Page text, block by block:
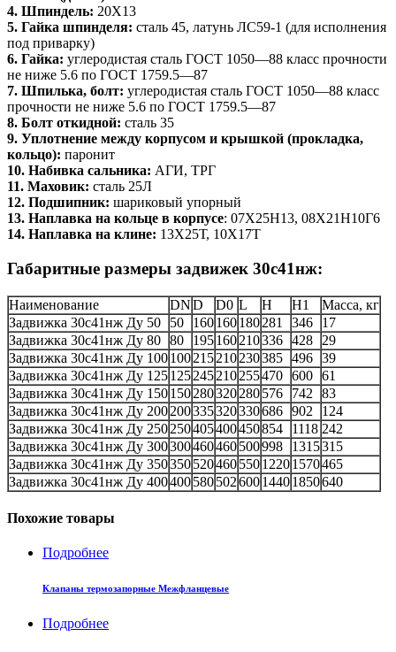
4. Шпиндель: 20Х13
5. Гайка шпинделя: сталь 45, латунь ЛС59-1 (для исполнения
под приварку)
6. Гайка: углеродистая сталь ГОСТ 1050—88 класс прочности
не ниже 5.6 по ГОСТ 1759.5—87
7. Шпилька, болт: углеродистая сталь ГОСТ 1050—88 класс
прочности не ниже 5.6 по ГОСТ 1759.5—87
8. Болт откидной: сталь 35
9. Уплотнение между корпусом и крышкой (прокладка,
кольцо): паронит
10. Набивка сальника: АГИ, ТРГ
11. Маховик: сталь 25Л
12. Подшипник: шариковый упорный
13. Наплавка на кольце в корпусе: 07Х25Н13, 08Х21Н10Г6
14. Наплавка на клине: 13Х25Т, 10Х17Т
Габаритные размеры задвижек 30с41нж:
Наименование DND D0 L H H1
Масса, кг
Задвижка 30с41нж Ду 50
50 160160180281 346
17
Задвижка 30с41нж Ду 80 80 195160210336 428
29
Задвижка 30с41нж Ду 100100215210230385 496 39
Задвижка 30с41нж Ду 125125245210255470 600 61
Задвижка 30с41нж Ду 150150280320280576 742
83
Задвижка 30с41нж Ду 200200335320330686 902
124
Задвижка 30с41нж Ду 250250405400450854 1118 242
Задвижка 30с41нж Ду 300300460460500998 1315315
Задвижка 30с41нж Ду 35035052046055012201570465
Задвижка 30с41нж Ду 40040058050260014401850640
Похожие товары
Подробнее
Клапаны термозапорные Межфланцевые
Подробнее